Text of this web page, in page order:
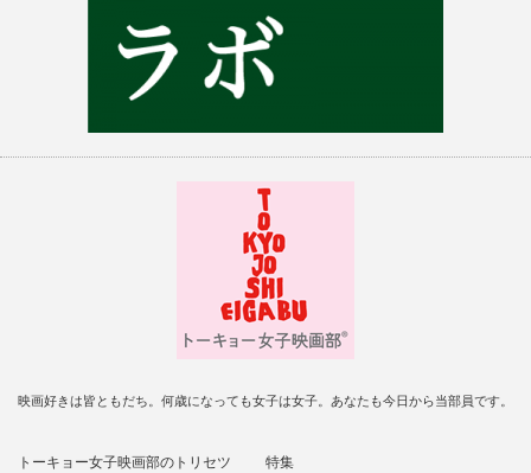
映画好きは皆ともだち。何歳になっても女子は女子。あなたも今日から当部員です。
トーキョー女子映画部のトリセツ
特集